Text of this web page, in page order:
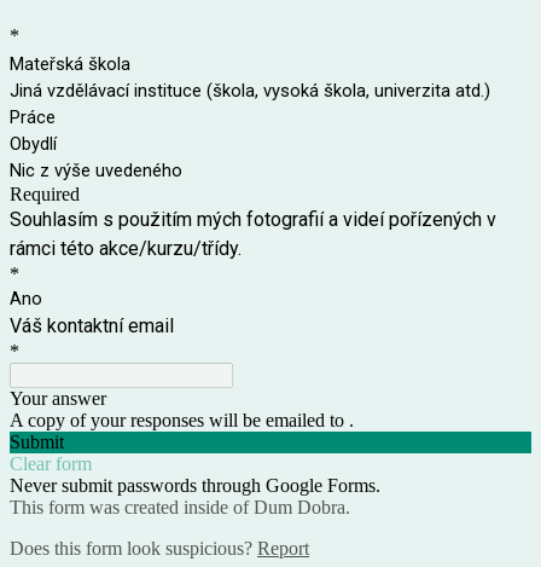
*
Mateřská škola
Jiná vzdělávací instituce (škola, vysoká škola, univerzita atd.)
Práce
Obydlí
Nic z výše uvedeného
Required
Souhlasím s použitím mých fotografií a videí pořízených v
rámci této akce/kurzu/třídy.
*
Ano
Váš kontaktní email
*
Your answer
A copy of your responses will be emailed to .
Submit
Clear form
Never submit passwords through Google Forms.
This form was created inside of Dum Dobra.
Does this form look suspicious? Report